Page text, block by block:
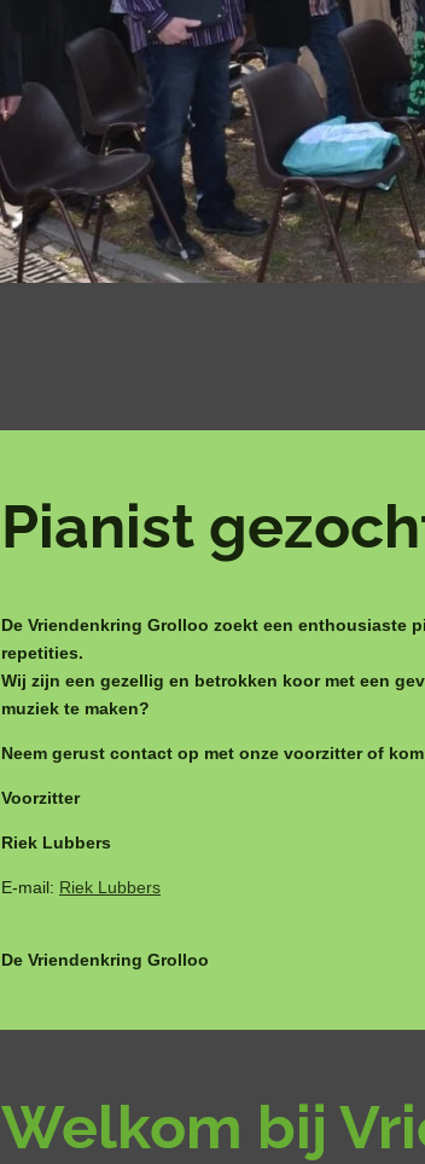
Pianist
De Vriendenkring Grolloo zoekt een enthousiaste
repetities.
Wij zijn een gezellig en betrokken koor met een
muziek te maken?
Neem gerust contact op met onze voorzitter of
Voorzitter
Riek Lubbers
E-mail: Riek Lubbers
De Vriendenkring Grolloo
Welkom bij